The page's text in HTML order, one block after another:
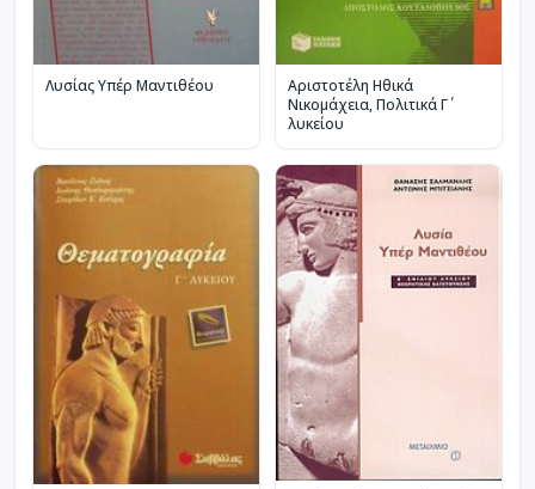
Λυσίας Υπέρ Μαντιθέου
Αριστοτέλη Ηθικά
Νικομάχεια, Πολιτικά Γ΄
λυκείου